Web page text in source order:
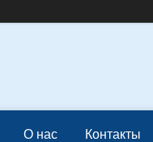
О нас Контакты